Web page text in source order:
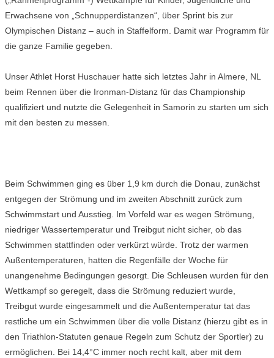
Erwachsene von „Schnupperdistanzen“, über Sprint bis zur
Olympischen Distanz – auch in Staffelform. Damit war Programm für
die ganze Familie gegeben.
Unser Athlet Horst Huschauer hatte sich letztes Jahr in Almere, NL
beim Rennen über die Ironman-Distanz für das Championship
qualifiziert und nutzte die Gelegenheit in Samorin zu starten um sich
mit den besten zu messen.
Beim Schwimmen ging es über 1,9 km durch die Donau, zunächst
entgegen der Strömung und im zweiten Abschnitt zurück zum
Schwimmstart und Ausstieg. Im Vorfeld war es wegen Strömung,
niedriger Wassertemperatur und Treibgut nicht sicher, ob das
Schwimmen stattfinden oder verkürzt würde. Trotz der warmen
Außentemperaturen, hatten die Regenfälle der Woche für
unangenehme Bedingungen gesorgt. Die Schleusen wurden für den
Wettkampf so geregelt, dass die Strömung reduziert wurde,
Treibgut wurde eingesammelt und die Außentemperatur tat das
restliche um ein Schwimmen über die volle Distanz (hierzu gibt es in
den Triathlon-Statuten genaue Regeln zum Schutz der Sportler) zu
ermöglichen. Bei 14,4°C immer noch recht kalt, aber mit dem